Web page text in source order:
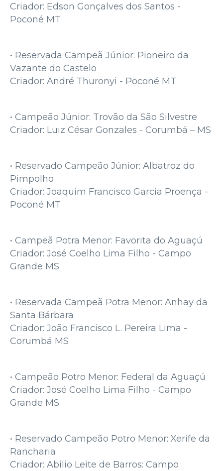
Criador: Edson Gonçalves dos Santos -
Poconé MT
• Reservada Campeã Júnior: Pioneiro da
Vazante do Castelo
Criador: André Thuronyi - Poconé MT
• Campeão Júnior: Trovão da São Silvestre
Criador: Luiz César Gonzales - Corumbá – MS
• Reservado Campeão Júnior: Albatroz do
Pimpolho
Criador: Joaquim Francisco Garcia Proença -
Poconé MT
• Campeã Potra Menor: Favorita do Aguaçú
Criador: José Coelho Lima Filho - Campo
Grande MS
• Reservada Campeã Potra Menor: Anhay da
Santa Bárbara
Criador: João Francisco L. Pereira Lima -
Corumbá MS
• Campeão Potro Menor: Federal da Aguaçú
Criador: José Coelho Lima Filho - Campo
Grande MS
• Reservado Campeão Potro Menor: Xerife da
Rancharia
Criador: Abilio Leite de Barros: Campo